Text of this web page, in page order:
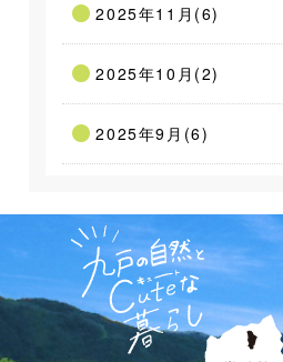
2025年11月(6)
2025年10月(2)
2025年9月(6)